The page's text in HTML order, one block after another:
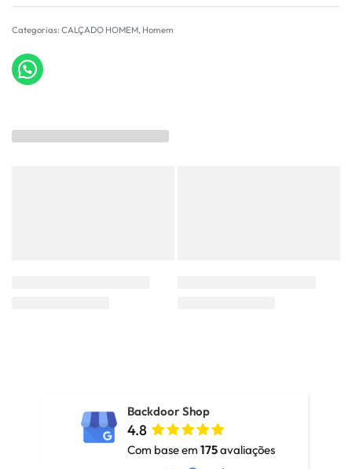
Categorias: CALÇADO HOMEM, Homem
Backdoor Shop
4.8
Com base em 175avaliações